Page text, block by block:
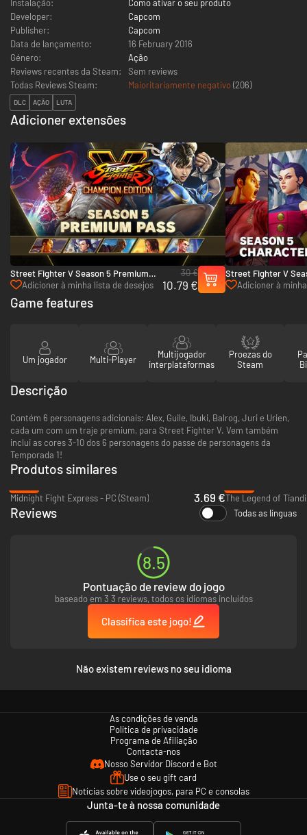
Instalação:
Como ativar o seu produto
Developer:
Capcom
Publisher:
Capcom
Data de lançamento:
16 February 2016
Género:
Ação
Reviews recentes da Steam:
Sem reviews
Todas Reviews Steam:
Maioritariamente negativo(206)
DLC AÇÃO LUTA
Adicioner extensões
Street Fighter V Season 5 Premium
Pass - PC (Steam)
Adicioner à minha lista de desejos
30 €
10.79 €
Street Fighter V
Pass - PC (Steam)
Adicioner à
Game features
Um jogador Multi-Player
Multijogador
interplataformas
Proezas do
Steam
Descrição
Contém 6 personagens adicionais: Alex, Guile, Ibuki, Balrog, Juri e Urien,
cada um com um traje premium, para Street Fighter V. Vem também
inclui as cores 3-10 dos 6 personagens do passe de personagens da
Temporada 1!
Produtos similares
Midnight Fight Express - PC (Steam)
3.69 €The Legend of
Reviews Todas as línguas
8.5
Pontuação de review do jogo
baseado em 3 3 reviews, todos os idiomas incluídos
Classifica este jogo!
Não existem reviews no seu idioma
As condições de venda
Política de privacidade
Programa de Afiliação
Contacta-nos
Nosso Servidor Discord e Bot
Use o seu gift card
Notícias sobre videojogos, para PC e consolas
Junta-te à nossa comunidade